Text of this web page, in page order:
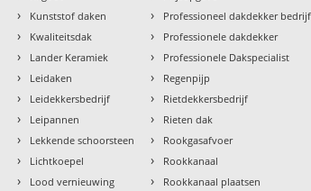
› Kunststof daken
› Kwaliteitsdak
› Lander Keramiek
› Leidaken
› Leidekkersbedrijf
› Leipannen
› Lekkende schoorsteen
› Lichtkoepel
› Lood vernieuwing
› Professioneel dakdekker bedrijf
› Professionele dakdekker
› Professionele Dakspecialist
› Regenpijp
› Rietdekkersbedrijf
› Rieten dak
› Rookgasafvoer
› Rookkanaal
› Rookkanaal plaatsen